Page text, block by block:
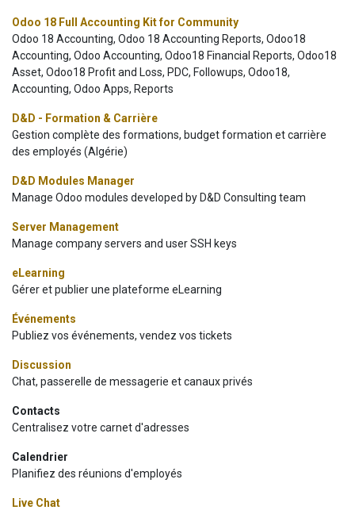
Odoo 18 Full Accounting Kit for Community
Odoo 18 Accounting, Odoo 18 Accounting Reports, Odoo18
Accounting, Odoo Accounting, Odoo18 Financial Reports, Odoo18
Asset, Odoo18 Profit and Loss, PDC, Followups, Odoo18,
Accounting, Odoo Apps, Reports
D&D - Formation & Carrière
Gestion complète des formations, budget formation et carrière
des employés (Algérie)
D&D Modules Manager
Manage Odoo modules developed by D&D Consulting team
Server Management
Manage company servers and user SSH keys
eLearning
Gérer et publier une plateforme eLearning
Événements
Publiez vos événements, vendez vos tickets
Discussion
Chat, passerelle de messagerie et canaux privés
Contacts
Centralisez votre carnet d'adresses
Calendrier
Planifiez des réunions d'employés
Live Chat